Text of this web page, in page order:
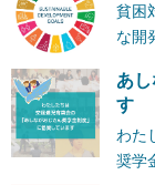
貧困
な開
あ
す
わた
奨学